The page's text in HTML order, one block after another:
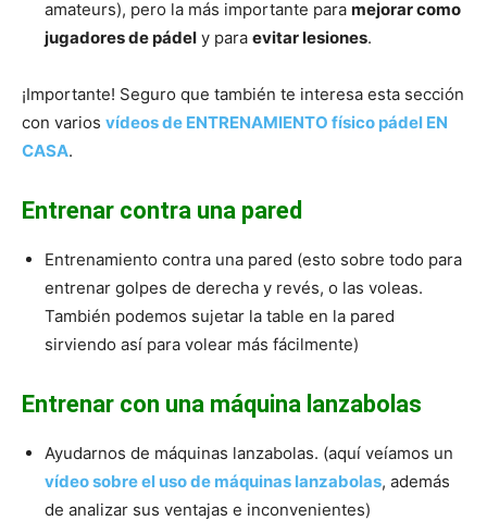
amateurs), pero la más importante para mejorar como
jugadores de pádel y para evitar lesiones.
¡Importante! Seguro que también te interesa esta sección
con varios vídeos de ENTRENAMIENTO físico pádel EN
CASA.
Entrenar contra una pared
Entrenamiento contra una pared (esto sobre todo para
entrenar golpes de derecha y revés, o las voleas.
También podemos sujetar la table en la pared
sirviendo así para volear más fácilmente)
Entrenar con una máquina lanzabolas
Ayudarnos de máquinas lanzabolas. (aquí veíamos un
vídeo sobre el uso de máquinas lanzabolas, además
de analizar sus ventajas e inconvenientes)